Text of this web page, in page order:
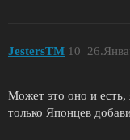
JestersTM 10
Может это оно и
только Японцев